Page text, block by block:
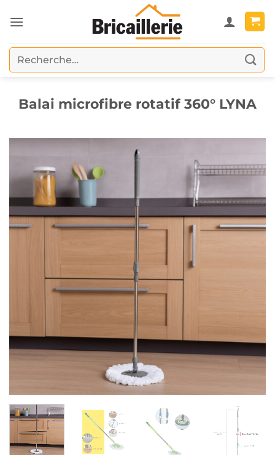
au
Recherche
pour :
Balai microfibre rotatif 360° LYNA